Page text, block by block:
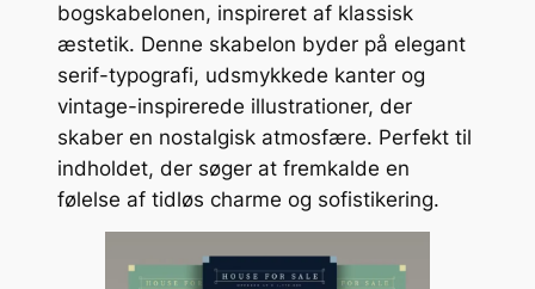
bogskabelonen, inspireret af klassisk
æstetik. Denne skabelon byder på elegant
serif-typografi, udsmykkede kanter og
vintage-inspirerede illustrationer, der
skaber en nostalgisk atmosfære. Perfekt til
indholdet, der søger at fremkalde en
følelse af tidløs charme og sofistikering.